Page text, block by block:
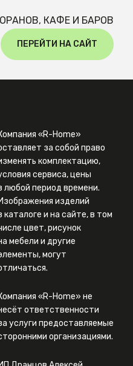
КАФЕ И БАРОВ
ПЕРЕЙТИ НА САЙТ
«R-Home»
за собой право
комплектацию,
сервиса, цены
любой период времени.
изделий
каталоге и на сайте, в том
цвет, рисунок
мебели и другие
могут
«R-Home» не
ответственности
услуги предоставляемые
организациями.